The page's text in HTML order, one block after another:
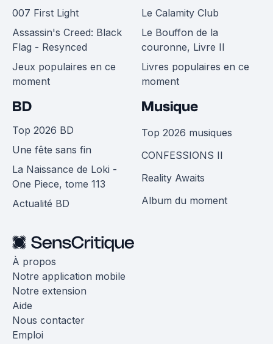
007 First Light
Assassin's Creed: Black
Flag - Resynced
Jeux populaires en ce
moment
Le Calamity Club
Le Bouffon de la
couronne, Livre II
Livres populaires en ce
moment
BD
Top 2026 BD
Une fête sans fin
La Naissance de Loki -
One Piece, tome 113
Actualité BD
Musique
Top 2026 musiques
CONFESSIONS II
Reality Awaits
Album du moment
À propos
Notre application mobile
Notre extension
Aide
Nous contacter
Emploi